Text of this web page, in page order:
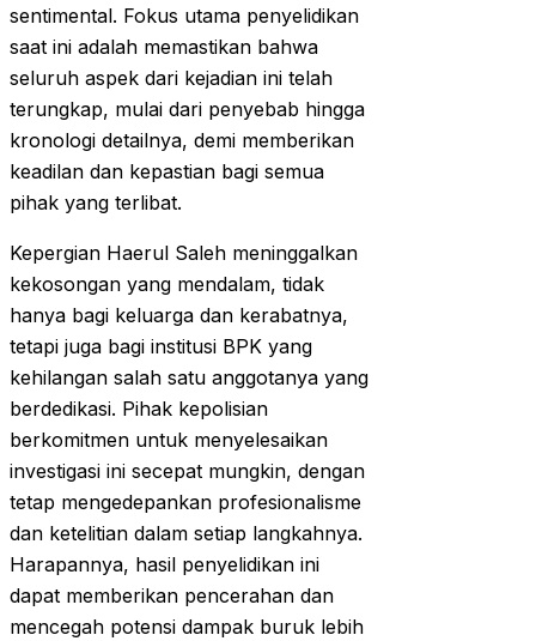
sentimental. Fokus utama penyelidikan
saat ini adalah memastikan bahwa
seluruh aspek dari kejadian ini telah
terungkap, mulai dari penyebab hingga
kronologi detailnya, demi memberikan
keadilan dan kepastian bagi semua
pihak yang terlibat.
Kepergian Haerul Saleh meninggalkan
kekosongan yang mendalam, tidak
hanya bagi keluarga dan kerabatnya,
tetapi juga bagi institusi BPK yang
kehilangan salah satu anggotanya yang
berdedikasi. Pihak kepolisian
berkomitmen untuk menyelesaikan
investigasi ini secepat mungkin, dengan
tetap mengedepankan profesionalisme
dan ketelitian dalam setiap langkahnya.
Harapannya, hasil penyelidikan ini
dapat memberikan pencerahan dan
mencegah potensi dampak buruk lebih